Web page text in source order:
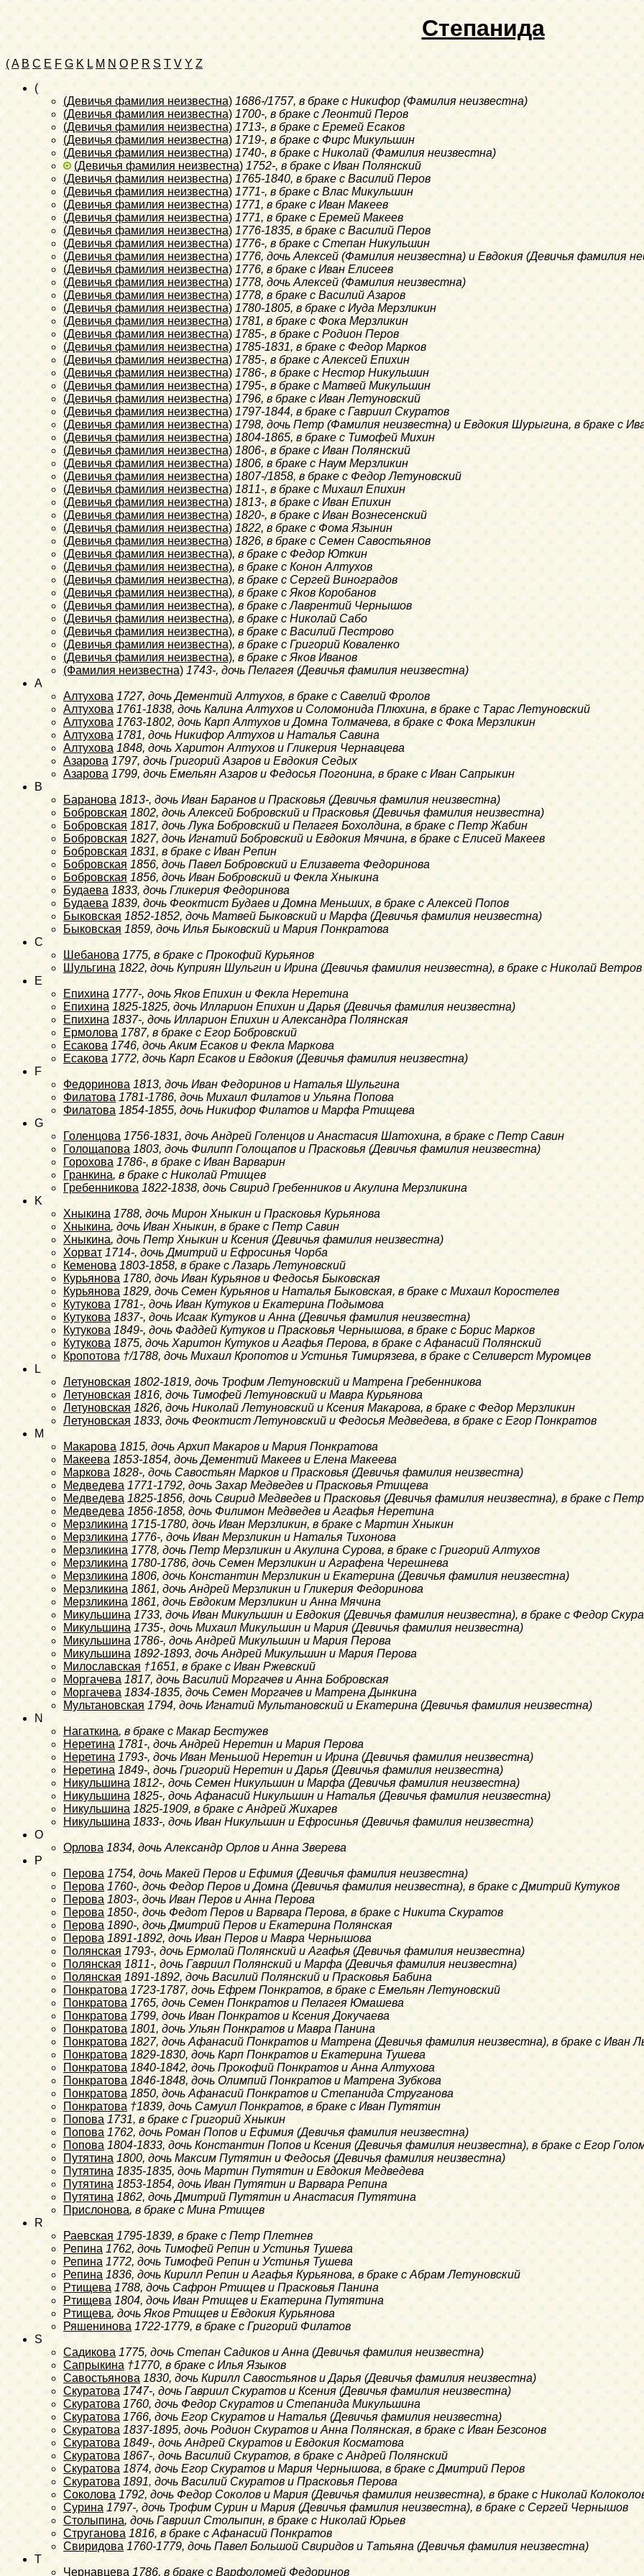
Степанида
(A B C E F G K L M N O P R S T V Y Z
(
(Девичья фамилия неизвестна) 1686-/1757, в браке с Никифор (Фамилия неизвестна)
(Девичья фамилия неизвестна) 1700-, в браке с Леонтий Перов
(Девичья фамилия неизвестна) 1713-, в браке с Еремей Есаков
(Девичья фамилия неизвестна) 1719-, в браке с Фирс Микульшин
(Девичья фамилия неизвестна) 1740-, в браке с Николай (Фамилия неизвестна)
(Девичья фамилия неизвестна) 1752-, в браке с Иван Полянский
(Девичья фамилия неизвестна) 1765-1840, в браке с Василий Перов
(Девичья фамилия неизвестна) 1771-, в браке с Влас Микульшин
(Девичья фамилия неизвестна) 1771, в браке с Иван Макеев
(Девичья фамилия неизвестна) 1771, в браке с Еремей Макеев
(Девичья фамилия неизвестна) 1776-1835, в браке с Василий Перов
(Девичья фамилия неизвестна) 1776-, в браке с Степан Никульшин
(Девичья фамилия неизвестна) 1776, дочь Алексей (Фамилия неизвестна) и Евдокия (Девичья фамилия
(Девичья фамилия неизвестна) 1776, в браке с Иван Елисеев
(Девичья фамилия неизвестна) 1778, дочь Алексей (Фамилия неизвестна)
(Девичья фамилия неизвестна) 1778, в браке с Василий Азаров
(Девичья фамилия неизвестна) 1780-1805, в браке с Иуда Мерзликин
(Девичья фамилия неизвестна) 1781, в браке с Фока Мерзликин
(Девичья фамилия неизвестна) 1785-, в браке с Родион Перов
(Девичья фамилия неизвестна) 1785-1831, в браке с Федор Марков
(Девичья фамилия неизвестна) 1785-, в браке с Алексей Епихин
(Девичья фамилия неизвестна) 1786-, в браке с Нестор Никульшин
(Девичья фамилия неизвестна) 1795-, в браке с Матвей Микульшин
(Девичья фамилия неизвестна) 1796, в браке с Иван Летуновский
(Девичья фамилия неизвестна) 1797-1844, в браке с Гавриил Скуратов
(Девичья фамилия неизвестна) 1798, дочь Петр (Фамилия неизвестна) и Евдокия Шурыгина, в браке с
(Девичья фамилия неизвестна) 1804-1865, в браке с Тимофей Михин
(Девичья фамилия неизвестна) 1806-, в браке с Иван Полянский
(Девичья фамилия неизвестна) 1806, в браке с Наум Мерзликин
(Девичья фамилия неизвестна) 1807-/1858, в браке с Федор Летуновский
(Девичья фамилия неизвестна) 1811-, в браке с Михаил Епихин
(Девичья фамилия неизвестна) 1813-, в браке с Иван Епихин
(Девичья фамилия неизвестна) 1820-, в браке с Иван Вознесенский
(Девичья фамилия неизвестна) 1822, в браке с Фома Язынин
(Девичья фамилия неизвестна) 1826, в браке с Семен Савостьянов
(Девичья фамилия неизвестна), в браке с Федор Юткин
(Девичья фамилия неизвестна), в браке с Конон Алтухов
(Девичья фамилия неизвестна), в браке с Сергей Виноградов
(Девичья фамилия неизвестна), в браке с Яков Коробанов
(Девичья фамилия неизвестна), в браке с Лаврентий Чернышов
(Девичья фамилия неизвестна), в браке с Николай Сабо
(Девичья фамилия неизвестна), в браке с Василий Пестрово
(Девичья фамилия неизвестна), в браке с Григорий Коваленко
(Девичья фамилия неизвестна), в браке с Яков Иванов
(Фамилия неизвестна) 1743-, дочь Пелагея (Девичья фамилия неизвестна)
A
Алтухова 1727, дочь Дементий Алтухов, в браке с Савелий Фролов
Алтухова 1761-1838, дочь Калина Алтухов и Соломонида Плюхина, в браке с Тарас Летуновский
Алтухова 1763-1802, дочь Карп Алтухов и Домна Толмачева, в браке с Фока Мерзликин
Алтухова 1781, дочь Никифор Алтухов и Наталья Савина
Алтухова 1848, дочь Харитон Алтухов и Гликерия Чернавцева
Азарова 1797, дочь Григорий Азаров и Евдокия Седых
Азарова 1799, дочь Емельян Азаров и Федосья Погонина, в браке с Иван Сапрыкин
B
Баранова 1813-, дочь Иван Баранов и Прасковья (Девичья фамилия неизвестна)
Бобровская 1802, дочь Алексей Бобровский и Прасковья (Девичья фамилия неизвестна)
Бобровская 1817, дочь Лука Бобровский и Пелагея Бохолдина, в браке с Петр Жабин
Бобровская 1827, дочь Игнатий Бобровский и Евдокия Мячина, в браке с Елисей Макеев
Бобровская 1831, в браке с Иван Репин
Бобровская 1856, дочь Павел Бобровский и Елизавета Федоринова
Бобровская 1856, дочь Иван Бобровский и Фекла Хныкина
Будаева 1833, дочь Гликерия Федоринова
Будаева 1839, дочь Феоктист Будаев и Домна Меньших, в браке с Алексей Попов
Быковская 1852-1852, дочь Матвей Быковский и Марфа (Девичья фамилия неизвестна)
Быковская 1859, дочь Илья Быковский и Мария Понкратова
C
Шебанова 1775, в браке с Прокофий Курьянов
Шульгина 1822, дочь Куприян Шульгин и Ирина (Девичья фамилия неизвестна), в браке с Николай Ветров
E
Епихина 1777-, дочь Яков Епихин и Фекла Неретина
Епихина 1825-1825, дочь Илларион Епихин и Дарья (Девичья фамилия неизвестна)
Епихина 1837-, дочь Илларион Епихин и Александра Полянская
Ермолова 1787, в браке с Егор Бобровский
Есакова 1746, дочь Аким Есаков и Фекла Маркова
Есакова 1772, дочь Карп Есаков и Евдокия (Девичья фамилия неизвестна)
F
Федоринова 1813, дочь Иван Федоринов и Наталья Шульгина
Филатова 1781-1786, дочь Михаил Филатов и Ульяна Попова
Филатова 1854-1855, дочь Никифор Филатов и Марфа Ртищева
G
Голенцова 1756-1831, дочь Андрей Голенцов и Анастасия Шатохина, в браке с Петр Савин
Голощапова 1803, дочь Филипп Голощапов и Прасковья (Девичья фамилия неизвестна)
Горохова 1786-, в браке с Иван Варварин
Гранкина, в браке с Николай Ртищев
Гребенникова 1822-1838, дочь Свирид Гребенников и Акулина Мерзликина
K
Хныкина 1788, дочь Мирон Хныкин и Прасковья Курьянова
Хныкина, дочь Иван Хныкин, в браке с Петр Савин
Хныкина, дочь Петр Хныкин и Ксения (Девичья фамилия неизвестна)
Хорват 1714-, дочь Дмитрий и Ефросинья Чорба
Кеменова 1803-1858, в браке с Лазарь Летуновский
Курьянова 1780, дочь Иван Курьянов и Федосья Быковская
Курьянова 1829, дочь Семен Курьянов и Наталья Быковская, в браке с Михаил Коростелев
Кутукова 1781-, дочь Иван Кутуков и Екатерина Подымова
Кутукова 1837-, дочь Исаак Кутуков и Анна (Девичья фамилия неизвестна)
Кутукова 1849-, дочь Фаддей Кутуков и Прасковья Чернышова, в браке с Борис Марков
Кутукова 1875, дочь Харитон Кутуков и Агафья Перова, в браке с Афанасий Полянский
Кропотова †/1788, дочь Михаил Кропотов и Устинья Тимирязева, в браке с Селиверст Муромцев
L
Летуновская 1802-1819, дочь Трофим Летуновский и Матрена Гребенникова
Летуновская 1816, дочь Тимофей Летуновский и Мавра Курьянова
Летуновская 1826, дочь Николай Летуновский и Ксения Макарова, в браке с Федор Мерзликин
Летуновская 1833, дочь Феоктист Летуновский и Федосья Медведева, в браке с Егор Понкратов
M
Макарова 1815, дочь Архип Макаров и Мария Понкратова
Макеева 1853-1854, дочь Дементий Макеев и Елена Макеева
Маркова 1828-, дочь Савостьян Марков и Прасковья (Девичья фамилия неизвестна)
Медведева 1771-1792, дочь Захар Медведев и Прасковья Ртищева
Медведева 1825-1856, дочь Свирид Медведев и Прасковья (Девичья фамилия неизвестна), в браке с
Медведева 1856-1858, дочь Филимон Медведев и Агафья Неретина
Мерзликина 1715-1780, дочь Иван Мерзликин, в браке с Мартин Хныкин
Мерзликина 1776-, дочь Иван Мерзликин и Наталья Тихонова
Мерзликина 1778, дочь Петр Мерзликин и Акулина Сурова, в браке с Григорий Алтухов
Мерзликина 1780-1786, дочь Семен Мерзликин и Аграфена Черешнева
Мерзликина 1806, дочь Константин Мерзликин и Екатерина (Девичья фамилия неизвестна)
Мерзликина 1861, дочь Андрей Мерзликин и Гликерия Федоринова
Мерзликина 1861, дочь Евдоким Мерзликин и Анна Мячина
Микульшина 1733, дочь Иван Микульшин и Евдокия (Девичья фамилия неизвестна), в браке с Федор
Микульшина 1735-, дочь Михаил Микульшин и Мария (Девичья фамилия неизвестна)
Микульшина 1786-, дочь Андрей Микульшин и Мария Перова
Микульшина 1892-1893, дочь Андрей Микульшин и Мария Перова
Милославская †1651, в браке с Иван Ржевский
Моргачева 1817, дочь Василий Моргачев и Анна Бобровская
Моргачева 1834-1835, дочь Семен Моргачев и Матрена Дынкина
Мультановская 1794, дочь Игнатий Мультановский и Екатерина (Девичья фамилия неизвестна)
N
Нагаткина, в браке с Макар Бестужев
Неретина 1781-, дочь Андрей Неретин и Мария Перова
Неретина 1793-, дочь Иван Меньшой Неретин и Ирина (Девичья фамилия неизвестна)
Неретина 1849-, дочь Григорий Неретин и Дарья (Девичья фамилия неизвестна)
Никульшина 1812-, дочь Семен Никульшин и Марфа (Девичья фамилия неизвестна)
Никульшина 1825-, дочь Афанасий Никульшин и Наталья (Девичья фамилия неизвестна)
Никульшина 1825-1909, в браке с Андрей Жихарев
Никульшина 1833-, дочь Иван Никульшин и Ефросинья (Девичья фамилия неизвестна)
O
Орлова 1834, дочь Александр Орлов и Анна Зверева
P
Перова 1754, дочь Макей Перов и Ефимия (Девичья фамилия неизвестна)
Перова 1760-, дочь Федор Перов и Домна (Девичья фамилия неизвестна), в браке с Дмитрий Кутуков
Перова 1803-, дочь Иван Перов и Анна Перова
Перова 1850-, дочь Федот Перов и Варвара Перова, в браке с Никита Скуратов
Перова 1890-, дочь Дмитрий Перов и Екатерина Полянская
Перова 1891-1892, дочь Иван Перов и Мавра Чернышова
Полянская 1793-, дочь Ермолай Полянский и Агафья (Девичья фамилия неизвестна)
Полянская 1811-, дочь Гавриил Полянский и Марфа (Девичья фамилия неизвестна)
Полянская 1891-1892, дочь Василий Полянский и Прасковья Бабина
Понкратова 1723-1787, дочь Ефрем Понкратов, в браке с Емельян Летуновский
Понкратова 1765, дочь Семен Понкратов и Пелагея Юмашева
Понкратова 1799, дочь Иван Понкратов и Ксения Докучаева
Понкратова 1801, дочь Ульян Понкратов и Мавра Панина
Понкратова 1827, дочь Афанасий Понкратов и Матрена (Девичья фамилия неизвестна), в браке с Иван
Понкратова 1829-1830, дочь Карп Понкратов и Екатерина Тушева
Понкратова 1840-1842, дочь Прокофий Понкратов и Анна Алтухова
Понкратова 1846-1848, дочь Олимпий Понкратов и Матрена Зубкова
Понкратова 1850, дочь Афанасий Понкратов и Степанида Струганова
Понкратова †1839, дочь Самуил Понкратов, в браке с Иван Путятин
Попова 1731, в браке с Григорий Хныкин
Попова 1762, дочь Роман Попов и Ефимия (Девичья фамилия неизвестна)
Попова 1804-1833, дочь Константин Попов и Ксения (Девичья фамилия неизвестна), в браке с Егор
Путятина 1800, дочь Максим Путятин и Федосья (Девичья фамилия неизвестна)
Путятина 1835-1835, дочь Мартин Путятин и Евдокия Медведева
Путятина 1853-1854, дочь Иван Путятин и Варвара Репина
Путятина 1862, дочь Дмитрий Путятин и Анастасия Путятина
Прислонова, в браке с Мина Ртищев
R
Раевская 1795-1839, в браке с Петр Плетнев
Репина 1762, дочь Тимофей Репин и Устинья Тушева
Репина 1772, дочь Тимофей Репин и Устинья Тушева
Репина 1836, дочь Кирилл Репин и Агафья Курьянова, в браке с Абрам Летуновский
Ртищева 1788, дочь Сафрон Ртищев и Прасковья Панина
Ртищева 1804, дочь Иван Ртищев и Екатерина Путятина
Ртищева, дочь Яков Ртищев и Евдокия Курьянова
Ряшенинова 1722-1779, в браке с Григорий Филатов
S
Садикова 1775, дочь Степан Садиков и Анна (Девичья фамилия неизвестна)
Сапрыкина †1770, в браке с Илья Языков
Савостьянова 1830, дочь Кирилл Савостьянов и Дарья (Девичья фамилия неизвестна)
Скуратова 1747-, дочь Гавриил Скуратов и Ксения (Девичья фамилия неизвестна)
Скуратова 1760, дочь Федор Скуратов и Степанида Микульшина
Скуратова 1766, дочь Егор Скуратов и Наталья (Девичья фамилия неизвестна)
Скуратова 1837-1895, дочь Родион Скуратов и Анна Полянская, в браке с Иван Безсонов
Скуратова 1849-, дочь Андрей Скуратов и Евдокия Косматова
Скуратова 1867-, дочь Василий Скуратов, в браке с Андрей Полянский
Скуратова 1874, дочь Егор Скуратов и Мария Чернышова, в браке с Дмитрий Перов
Скуратова 1891, дочь Василий Скуратов и Прасковья Перова
Соколова 1792, дочь Федор Соколов и Мария (Девичья фамилия неизвестна), в браке с Николай
Сурина 1797-, дочь Трофим Сурин и Мария (Девичья фамилия неизвестна), в браке с Сергей Чернышов
Столыпина, дочь Гавриил Столыпин, в браке с Николай Юрьев
Струганова 1816, в браке с Афанасий Понкратов
Свиридова 1760-1779, дочь Павел Большой Свиридов и Татьяна (Девичья фамилия неизвестна)
T
Чернавцева 1786, в браке с Варфоломей Федоринов